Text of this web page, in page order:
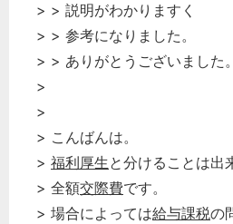
> > 説明がわかりますく
> > 参考になりました。
> > ありがとうございました。
>
>
> こんばんは。
> 福利厚生と分けることは出
> 全額交際費です。
> 場合によっては給与課税の